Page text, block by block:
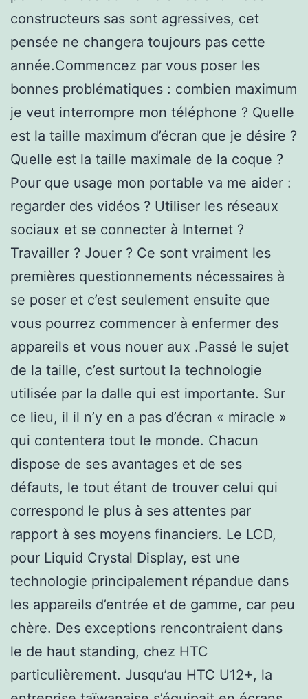
constructeurs sas sont agressives, cet
pensée ne changera toujours pas cette
année.Commencez par vous poser les
bonnes problématiques : combien maximum
je veut interrompre mon téléphone ? Quelle
est la taille maximum d’écran que je désire ?
Quelle est la taille maximale de la coque ?
Pour que usage mon portable va me aider :
regarder des vidéos ? Utiliser les réseaux
sociaux et se connecter à Internet ?
Travailler ? Jouer ? Ce sont vraiment les
premières questionnements nécessaires à
se poser et c’est seulement ensuite que
vous pourrez commencer à enfermer des
appareils et vous nouer aux .Passé le sujet
de la taille, c’est surtout la technologie
utilisée par la dalle qui est importante. Sur
ce lieu, il il n’y en a pas d’écran « miracle »
qui contentera tout le monde. Chacun
dispose de ses avantages et de ses
défauts, le tout étant de trouver celui qui
correspond le plus à ses attentes par
rapport à ses moyens financiers. Le LCD,
pour Liquid Crystal Display, est une
technologie principalement répandue dans
les appareils d’entrée et de gamme, car peu
chère. Des exceptions rencontraient dans
le de haut standing, chez HTC
particulièrement. Jusqu’au HTC U12+, la